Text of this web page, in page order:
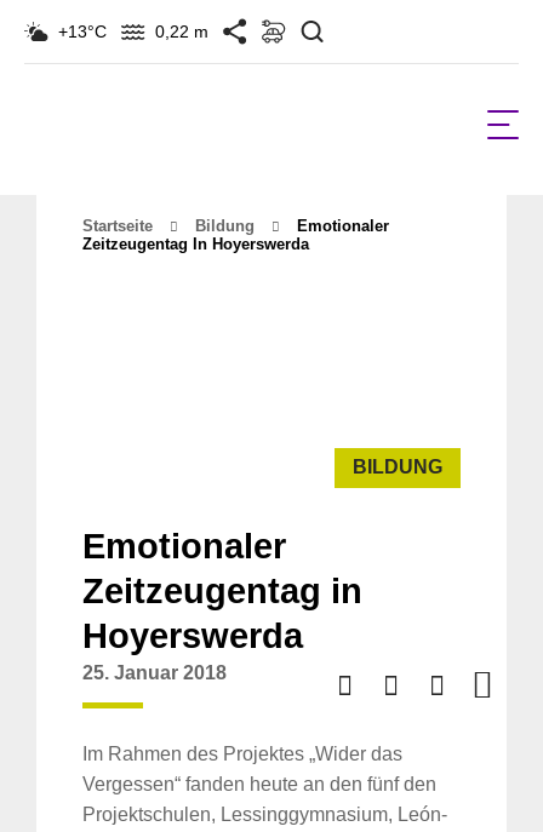
+13°C 0,22 m
Startseite Bildung
Emotionaler
Zeitzeugentag In Hoyerswerda
BILDUNG
Emotionaler
Zeitzeugentag in
Hoyerswerda
25. Januar 2018
Im Rahmen des Projektes „Wider das
Vergessen“ fanden heute an den fünf den
Projektschulen, Lessinggymnasium, León-